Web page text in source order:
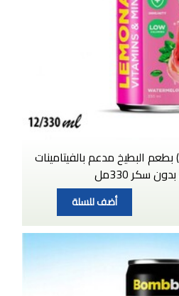
مشروب غازي (Bombar) بطعم البطيخ مدعم بالفيتامينات
سكر 330مل
أضف للسلة